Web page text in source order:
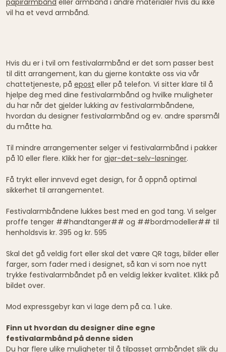
vil ha et vevd armbånd.
Hvis du er i tvil om festivalarmbånd er det som passer best
til ditt arrangement, kan du gjerne kontakte oss via vår
chattetjeneste, på epost eller på telefon. Vi sitter klare til å
hjelpe deg med dine festivalarmbånd og hvilke muligheter
du har når det gjelder lukking av festivalarmbåndene,
hvordan du designer festivalarmbånd og ev. andre spørsmål
du måtte ha.
Til mindre arrangementer selger vi festivalarmbånd i pakker
på 10 eller flere. Klikk her for gjør-det-selv-løsninger.
Få trykt eller innvevd eget design, for å oppnå optimal
sikkerhet til arrangementet.
Festivalarmbåndene lukkes best med en god tang. Vi selger
proffe tenger ##handtanger## og ##bordmodeller## til
henholdsvis kr. 395 og kr. 595
Skal det gå veldig fort eller skal det være QR tags, bilder eller
farger, som fader med i designet, så kan vi som noe nytt
trykke festivalarmbåndet på en veldig lekker kvalitet. Klikk på
bildet over.
Mod expressgebyr kan vi lage dem på ca. 1 uke.
Finn ut hvordan du designer dine egne
festivalarmbånd på denne siden
Du har flere ulike muligheter til å tilpasset armbåndet slik du